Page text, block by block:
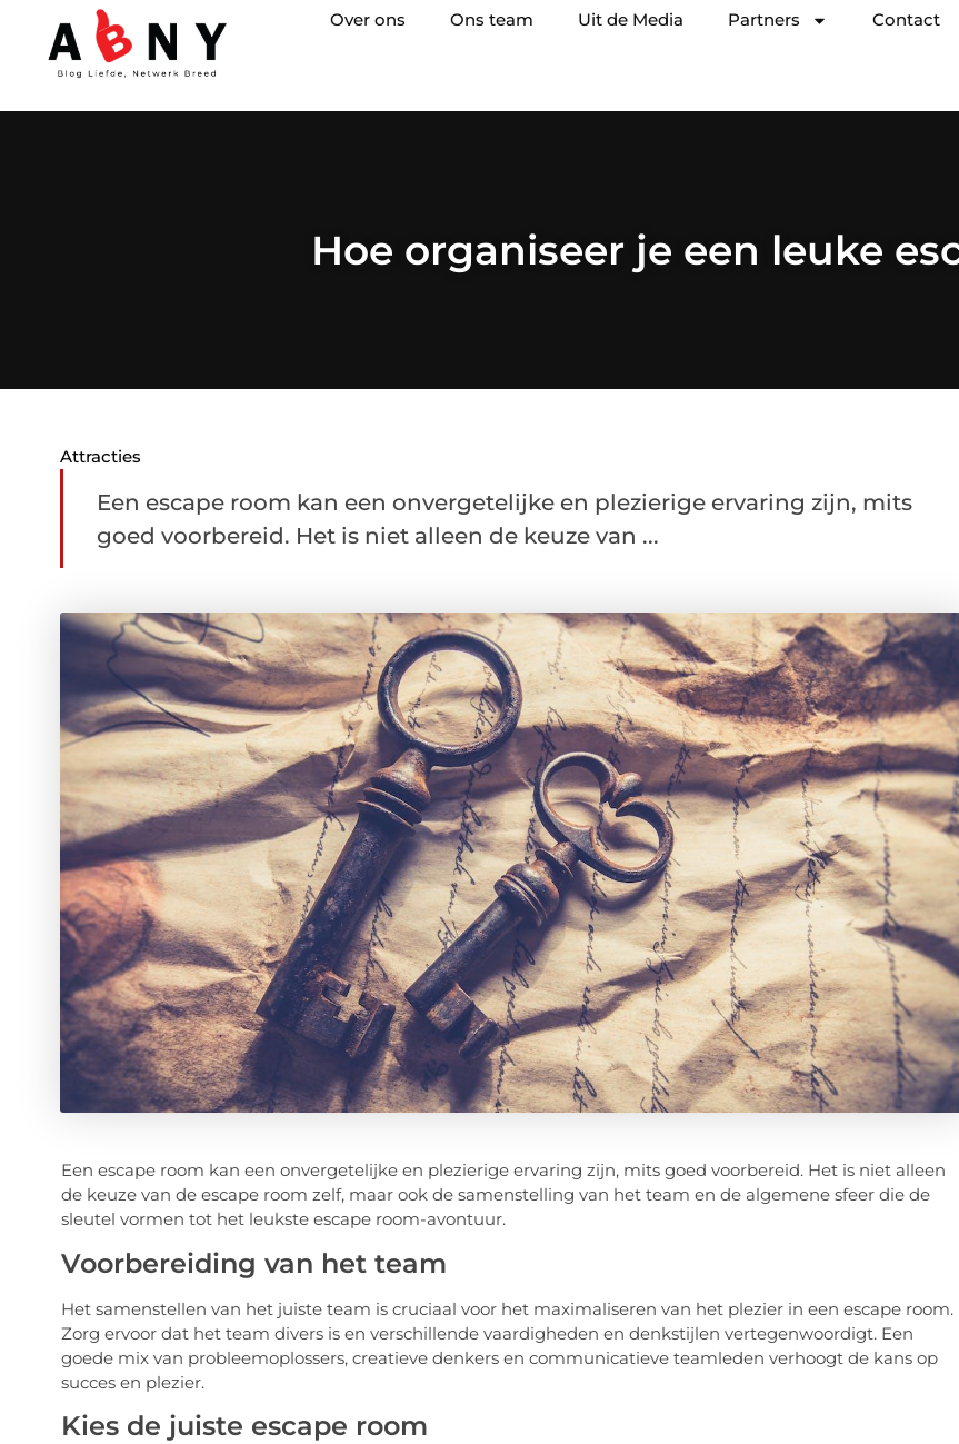
Over ons Ons team Uit de Media Partners Contact
Hoe organiseer je een leuke
Attracties
Een escape room kan een onvergetelijke en plezierige ervaring zijn, mits
goed voorbereid. Het is niet alleen de keuze van ...
Een escape room kan een onvergetelijke en plezierige ervaring zijn, mits goed voorbereid. Het is niet alleen
de keuze van de escape room zelf, maar ook de samenstelling van het team en de algemene sfeer die de
sleutel vormen tot het leukste escape room-avontuur.
Voorbereiding van het team
Het samenstellen van het juiste team is cruciaal voor het maximaliseren van het plezier in een escape room.
Zorg ervoor dat het team divers is en verschillende vaardigheden en denkstijlen vertegenwoordigt. Een
goede mix van probleemoplossers, creatieve denkers en communicatieve teamleden verhoogt de kans op
succes en plezier.
Kies de juiste escape room